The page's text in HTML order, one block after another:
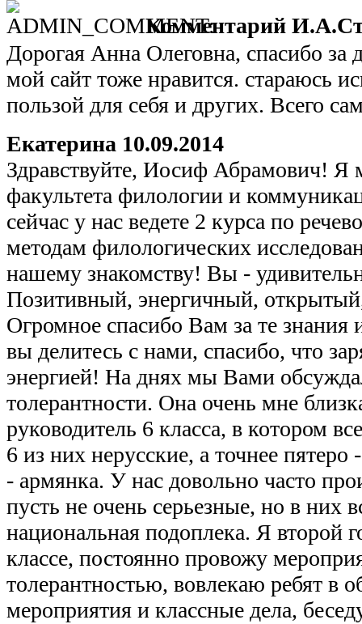
Комментарий
Дорогая Анна Олеговна, спасибо
мой сайт тоже нравится. стараюсь
пользой для себя и других. Всего
Екатерина 10.09.2014
Здравствуйте, Иосиф Абрамович! Я
факультета филологии и
сейчас у нас ведете 2 курса по
методам филологических
нашему знакомству! Вы -
Позитивный, энергичный,
Огромное спасибо Вам за те
вы делитесь с нами, спасибо, что
энергией! На днях мы Вами
толерантности. Она очень мне
руководитель 6 класса, в котором
6 из них нерусские, а точнее пятеро
- армянка. У нас довольно часто
пусть не очень серьезные, но в них
национальная подоплека. Я второй
классе, постоянно провожу
толерантностью, вовлекаю ребят в
мероприятия и классные дела,